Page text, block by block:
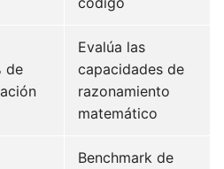
de
Evalúa las
capacidades de
razonamiento
matemático
Benchmark de